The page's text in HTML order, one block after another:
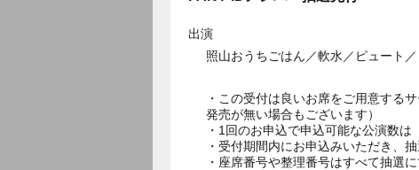
出演
照山おうちごはん／軟水／ピュート
・この受付は良いお席をご用意する
発売が無い場合もございます）
・1回のお申込で申込可能な公演数は
・受付期間内にお申込みいただき、
・座席番号や整理番号はすべて抽選